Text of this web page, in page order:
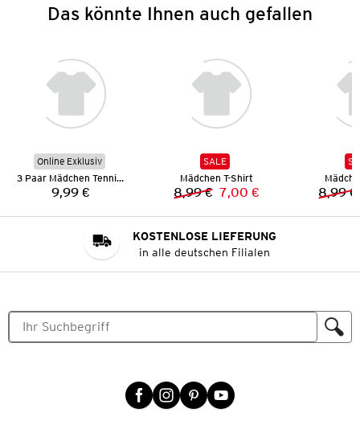
Das könnte Ihnen auch gefallen
Online Exklusiv
3 Paar Mädchen Tennissocken
Preis:
9,99 €
SALE
Mädchen T-Shirt
Vorheriger Preis:
8,99 € Neuer Preis:
7,00 € 8,99 €
KOSTENLOSE LIEFERUNG
in alle deutschen Filialen